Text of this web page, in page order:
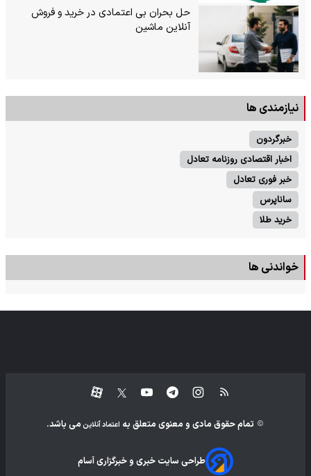
حل بحران بی‌ اعتمادی در خرید و فروش
آنلاین ماشین
نیازمندی ها
خبرگردون
اخبار اقتصادی روزنامه تعادل
خبر فوری تعادل
ساناپرس
خرید طلا
خواندنی ها
تمام حقوق مادی و معنوی متعلق به اعتماد آنلاین می باشد.
طراحی سایت خبری و خبرگزاری آسام